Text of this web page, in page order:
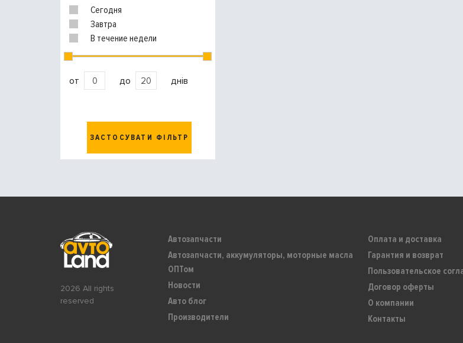
Сегодня
Завтра
В течение недели
от до днів
ЗАСТОСУВАТИ ФІЛЬТР
2026 All rights
reserved
Автозапчасти
Автозапчасти, аккумуляторы, моторные масла
ОПТом
Новости
Авто блог
Производители
Оплата и доставка
Гарантия и возврат
Пользовательское
Договор оферты
О компании
Контакты